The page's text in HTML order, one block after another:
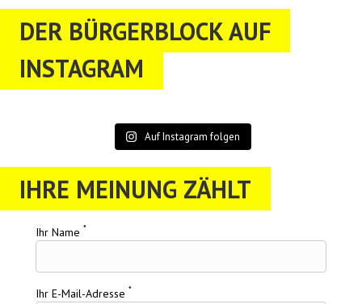
DER BÜRGERBLOCK AUF
INSTAGRAM
Auf Instagram folgen
IHRE MEINUNG ZÄHLT
Ihr Name *
Ihr E-Mail-Adresse *